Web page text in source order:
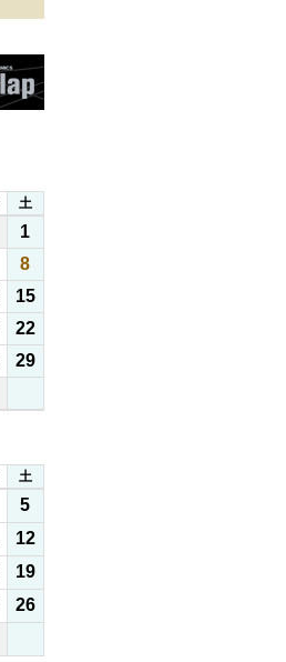
土
1
8
15
22
29
土
5
12
19
26